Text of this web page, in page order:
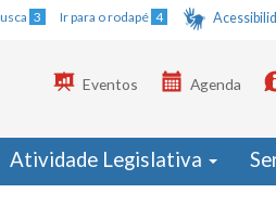
3 Ir para o rodapé 4
Eventos Agenda
Atividade Legislativa